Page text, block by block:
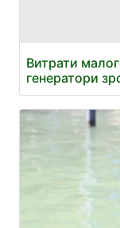
Витрати
генератори